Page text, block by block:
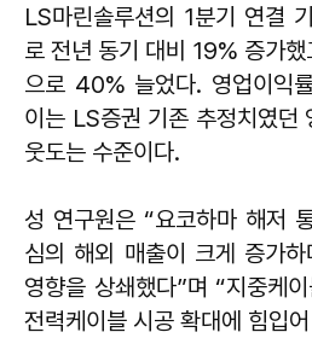
LS마린솔루션의 1분기 연결
로 전년 동기 대비 19% 증가
으로 40% 늘었다. 영업이익
이는 LS증권 기존 추정치였던
웃도는 수준이다.
성 연구원은 “요코하마 해저
심의 해외 매출이 크게 증가
영향을 상쇄했다”며 “지중케
전력케이블 시공 확대에 힘입